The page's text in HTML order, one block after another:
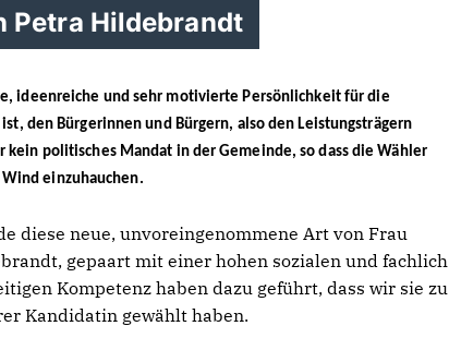
Petra Hildebrandt
ideenreiche und sehr motivierte Persönlichkeit für die
den Bürgerinnen und Bürgern, also den Leistungsträgern
politisches Mandat in der Gemeinde, so dass die Wähler
einzuhauchen.
diese neue, unvoreingenommene Art von Frau
gepaart mit einer hohen sozialen und fachlich
Kompetenz haben dazu geführt, dass wir sie zu
Kandidatin gewählt haben.